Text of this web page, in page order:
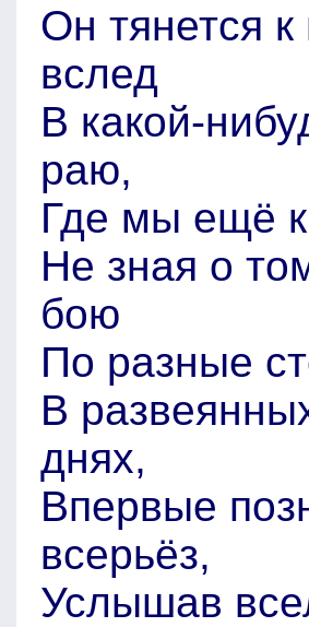
Он тянется
вслед
В какой-
раю,
Где мы ещё
Не зная о
бою
По разные
В
днях,
Впервые
всерьёз,
Услышав